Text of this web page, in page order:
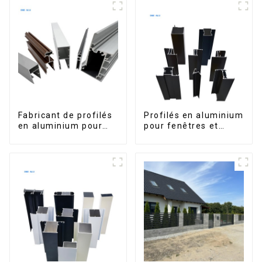
Fabricant de profilés
en aluminium pour
Profilés en aluminium
pour fenêtres et